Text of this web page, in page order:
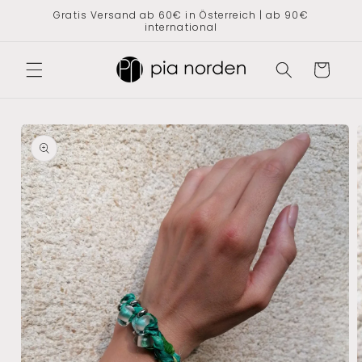
Gratis Versand ab 60€ in Österreich | ab 90€
international
Warenkorb